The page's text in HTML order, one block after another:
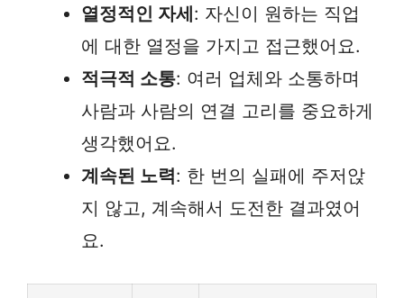
열정적인 자세: 자신이 원하는 직업
에 대한 열정을 가지고 접근했어요.
적극적 소통: 여러 업체와 소통하며
사람과 사람의 연결 고리를 중요하게
생각했어요.
계속된 노력: 한 번의 실패에 주저앉
지 않고, 계속해서 도전한 결과였어
요.